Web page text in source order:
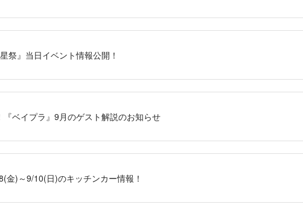
祭』当日イベント情報公開！
ベイプラ』9月のゲスト解説のお知らせ
金)～9/10(日)のキッチンカー情報！